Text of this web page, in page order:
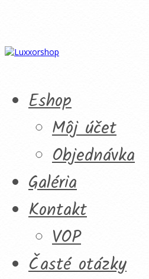
Eshop
Môj účet
Objednávka
Galéria
Kontakt
VOP
Časté otázky